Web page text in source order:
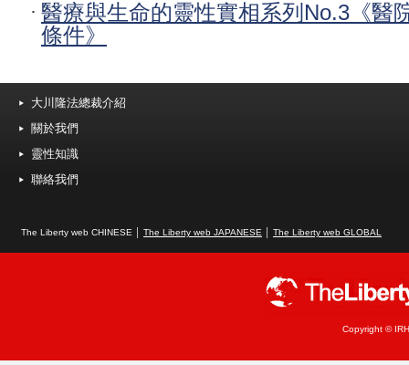
醫療與生命的靈性實相系列No.3《醫
條件》
大川隆法總裁介紹
關於我們
靈性知識
聯絡我們
The Liberty web CHINESE │ The Liberty web JAPANESE The Liberty web GLOBAL
Copyright ©